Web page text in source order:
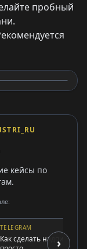
пробный
кейсы по
сделать надпись›